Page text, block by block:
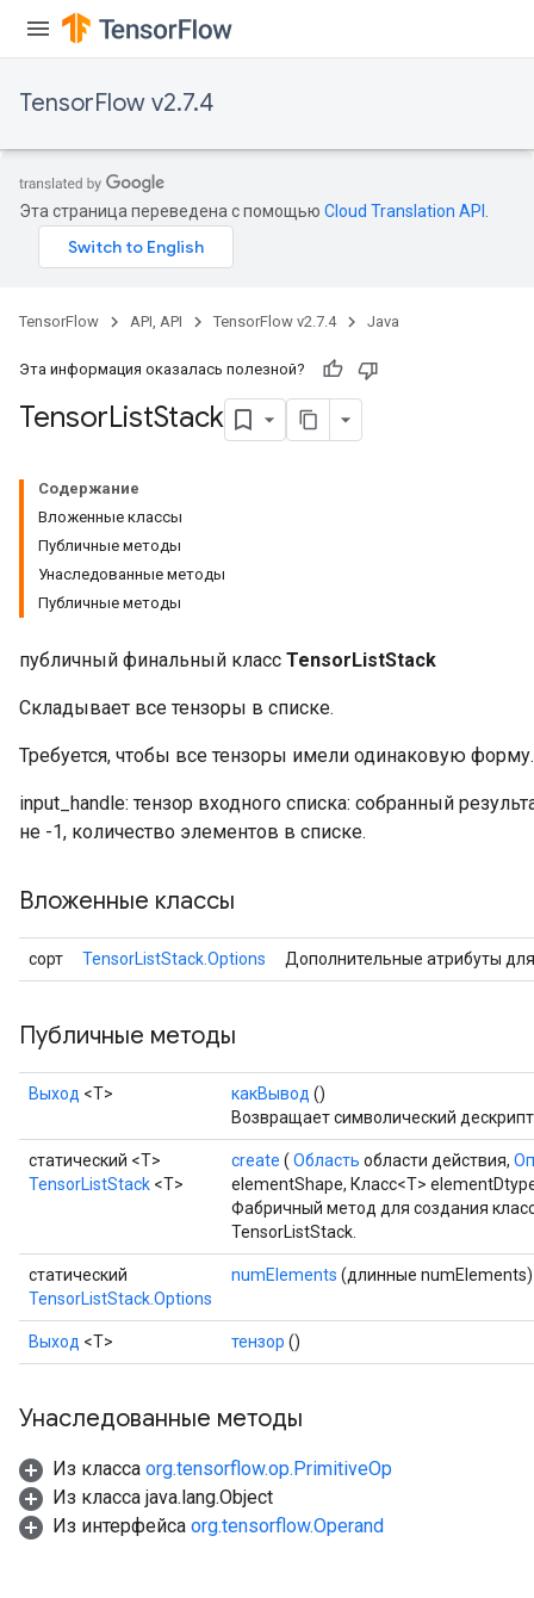
TensorFlow v2.7.4
Эта страница переведена с помощью Cloud Translation API
TensorFlow API, API TensorFlow v2.7.4 Java
Эта информация оказалась полезной?
TensorListStack
Содержание
Вложенные классы
Публичные методы
Унаследованные методы
Публичные методы
публичный финальный класс TensorListStack
Складывает все тензоры в списке.
Требуется, чтобы все тензоры имели одинаковую форму.
input_handle: тензор входного списка: собранный
не -1, количество элементов в списке.
Вложенные классы
сорт TensorListStack.Options Дополнительные атрибуты
Публичные методы
Выход <Т> какВывод ()
Возвращает символический
статический <T>
TensorListStack <T>
create ( Область области действия,
elementShape, Класс<T>
Фабричный метод для создания
TensorListStack.
статический
TensorListStack.Options
numElements (длинные numElements)
Выход <Т> тензор ()
Унаследованные методы
Из класса org.tensorflow.op.PrimitiveOp
Из класса java.lang.Object
Из интерфейса org.tensorflow.Operand